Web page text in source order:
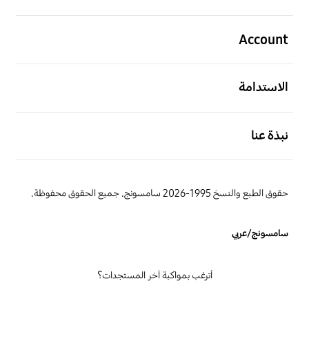
Account
الاستدامة
نبذة عنا
حقوق الطبع والنسخ 1995-2026 سامسونج. جميع الحقوق محفوظة.
سامسونج/عربي
أترغب بمواكبة آخر المستجدات؟